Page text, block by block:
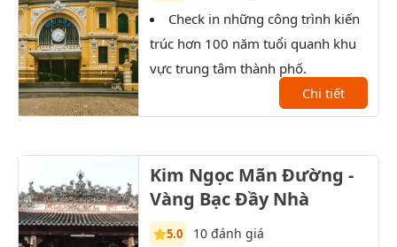
Check in những công trình kiến
trúc hơn 100 năm tuổi quanh khu
vực trung tâm thành phố.
Chi tiết
Kim Ngọc Mãn Đường -
Vàng Bạc Đầy Nhà
5.0 10 đánh giá